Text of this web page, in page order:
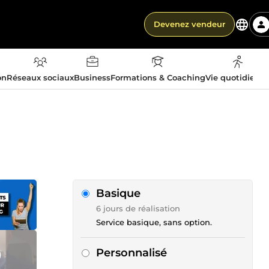
Devenez vendeur
Réseaux sociauxBusinessFormations & CoachingVie
Basique
6 jours de réalisation
Service basique, sans option.
Personnalisé